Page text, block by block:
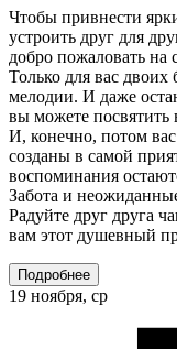
Чтобы привнести
устроить друг для
добро пожаловать на
Только для вас двоих
мелодии. И даже
вы можете посвятить
И, конечно, потом
созданы в самой
воспоминания
Забота и
Радуйте друг друга
вам этот душевный
Подробнее
19 ноября, ср